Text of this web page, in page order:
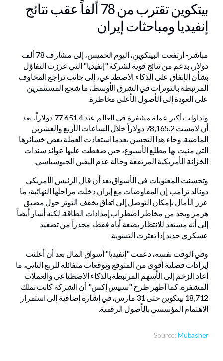
بيتكوين تقترب من 78 ألفاً عقب نتائج
إنفيديا ومباحثات إيران
مباشر- ارتفعت البيتكوين، اليوم الخميس، إلى مشارف 78 ألف
دولار، بدعم من نتائج قوية لشركة "إنفيديا" التي عززت التفاؤل
بشأن الإنفاق على الذكاء الاصطناعي، إلى جانب تراجع المخاوف
المرتبطة بالتوترات في الشرق الأوسط، ما شجع المستثمرين
على العودة إلى الأصول الأعلى مخاطرة.
وتداولت أكبر عملة مشفرة في العالم عند 77,651.4 دولاراً، بعد
أن لامست 78,165.2 دولاراً خلال الساعات الأربع والعشرين
الماضية. وجاء هذا التحسن بعدما استعادت العملة بعض خسائرها
التي منيت بها مطلع الأسبوع، حين ضغطت عليها عوائد سندات
الخزانة الأمريكية المرتفعة وحالة عدم اليقين الجيوسياسي.
وتحسنت المعنويات في الأسواق بعد أن قال الرئيس الأمريكي
دونالد ترامب إن المفاوضات مع إيران دخلت مراحلها النهائية، ما
عزز الآمال بإمكان التوصل إلى اتفاق يخفف التوتر حول مضيق
هرمز ويحد من مخاطر اضطراب إمدادات الطاقة. لكنه أشار أيضاً
إلى أنه مستعد للانتظار بضعة أيام فقط، محذراً من تصعيد
عسكري جديد إذا تعثرت التسوية.
وفي الوقت نفسه، دعمت "إنفيديا" أسواق المال بعد أن أعلنت
إيرادات فصلية أقوى من المتوقع وتوقعات متفائلة للربع الثاني، ما
أعاد الزخم إلى الأسهم المرتبطة بالذكاء الاصطناعي والعملات
المشفرة. كما أظهر طرح "سبيس إكس" أن الشركة كانت تملك
18,712 بيتكوين حتى 31 مارس، في إشارة إضافية إلى استمرار
الاهتمام المؤسسي بالأصول الرقمية.
Source:Mubasher